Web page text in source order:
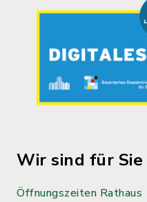
Wir sind für Sie
Öffnungszeiten Rathaus